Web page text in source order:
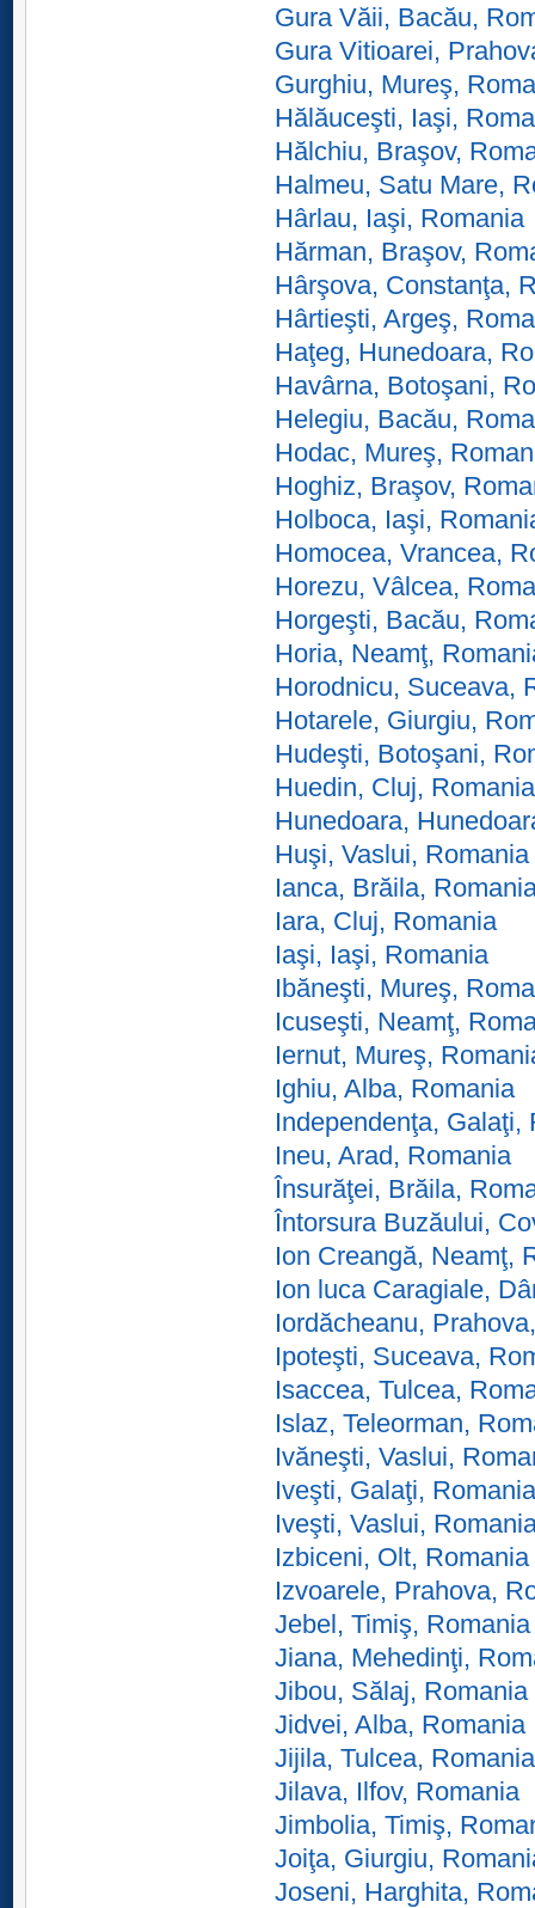
Gura Văii, Bacău,
Gura Vitioarei,
Gurghiu, Mureş,
Hălăuceşti, Iaşi,
Hălchiu, Braşov,
Halmeu, Satu Mare,
Hârlau, Iaşi, Romania
Hărman, Braşov,
Hârşova, Constanţa,
Hârtieşti, Argeş,
Haţeg, Hunedoara,
Havârna, Botoşani,
Helegiu, Bacău,
Hodac, Mureş,
Hoghiz, Braşov,
Holboca, Iaşi,
Homocea, Vrancea,
Horezu, Vâlcea,
Horgeşti, Bacău,
Horia, Neamţ,
Horodnicu, Suceava,
Hotarele, Giurgiu,
Hudeşti, Botoşani,
Huedin, Cluj, Romania
Hunedoara,
Huşi, Vaslui, Romania
Ianca, Brăila,
Iara, Cluj, Romania
Iaşi, Iaşi, Romania
Ibăneşti, Mureş,
Icuseşti, Neamţ,
Iernut, Mureş,
Ighiu, Alba, Romania
Independenţa, Galaţi,
Ineu, Arad, Romania
Însurăţei, Brăila,
Întorsura Buzăului,
Ion Creangă, Neamţ,
Ion luca Caragiale,
Iordăcheanu,
Ipoteşti, Suceava,
Isaccea, Tulcea,
Islaz, Teleorman,
Ivăneşti, Vaslui,
Iveşti, Galaţi, Romania
Iveşti, Vaslui,
Izbiceni, Olt, Romania
Izvoarele, Prahova,
Jebel, Timiş, Romania
Jiana, Mehedinţi,
Jibou, Sălaj, Romania
Jidvei, Alba, Romania
Jijila, Tulcea, Romania
Jilava, Ilfov, Romania
Jimbolia, Timiş,
Joiţa, Giurgiu,
Joseni, Harghita,